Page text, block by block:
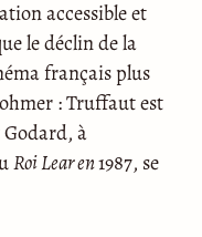
accessible et
le déclin de la
français plus
: Truffaut est
à
Roi Lear en1987, se